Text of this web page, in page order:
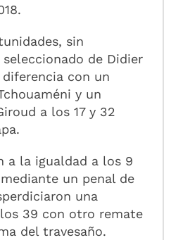
sin
de Didier
con un
y un
a los 17 y 32
a la igualdad a los 9
un penal de
una
39 con otro remate
del travesaño.